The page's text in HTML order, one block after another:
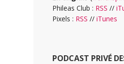
Phileas Club : RSS //
Pixels : RSS // iTunes
PODCAST PRIVÉ